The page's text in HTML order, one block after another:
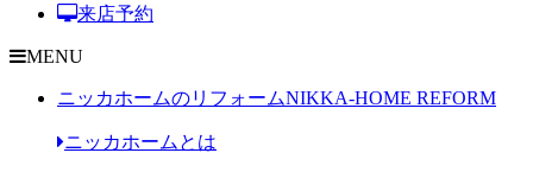
来店予約
MENU
ニッカホームのリフォームNIKKA-HOME REFORM
ニッカホームとは